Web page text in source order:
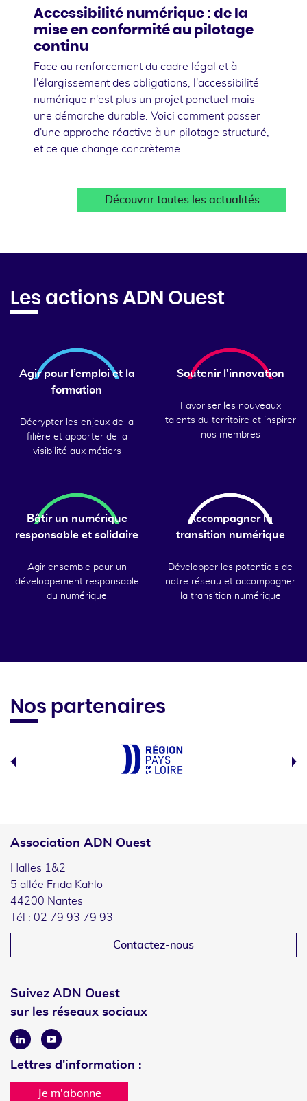
Accessibilité numérique : de la
mise en conformité au pilotage
continu
Face au renforcement du cadre légal et à
l'élargissement des obligations, l'accessibilité
numérique n'est plus un projet ponctuel mais
une démarche durable. Voici comment passer
d'une approche réactive à un pilotage structuré,
et ce que change concrèteme…
Découvrir toutes les actualités
Les actions ADN Ouest
Agir pour l’emploi et la
formation
Décrypter les enjeux de la
filière et apporter de la
visibilité aux métiers
Soutenir l'innovation
Favoriser les nouveaux
talents du territoire et inspirer
nos membres
Bâtir un numérique
responsable et solidaire
Agir ensemble pour un
développement responsable
du numérique
Accompagner la
transition numérique
Développer les potentiels de
notre réseau et accompagner
la transition numérique
Nos partenaires
Association ADN Ouest
Halles 1&2
5 allée Frida Kahlo
44200 Nantes
Tél : 02 79 93 79 93
Contactez-nous
Suivez ADN Ouest
sur les réseaux sociaux
LinkedinYoutube
Lettres d'information :
Je m'abonne